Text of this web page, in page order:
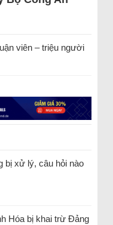
viên – triệu người
bị xử lý, câu hỏi nào
Hóa bị khai trừ Đảng